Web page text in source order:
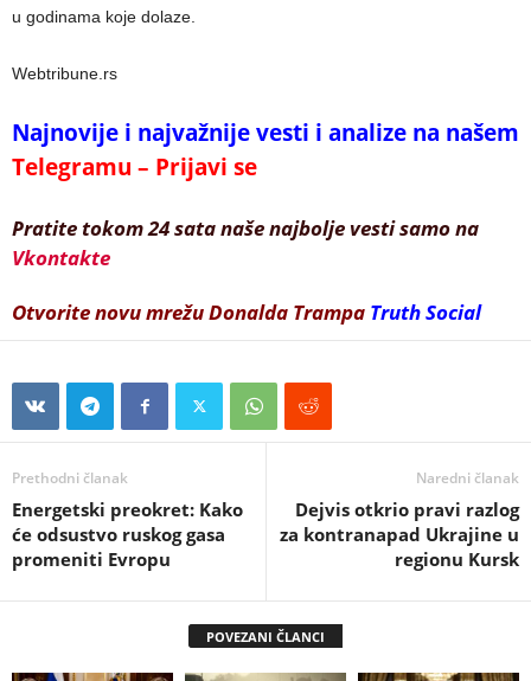
u godinama koje dolaze.
Webtribune.rs
Najnovije i najvažnije vesti i analize na našem
Telegramu – Prijavi se
Pratite tokom 24 sata naše najbolje vesti samo na
Vkontakte
Otvorite novu mrežu Donalda Trampa Truth Social
Prethodni članak
Energetski preokret: Kako
će odsustvo ruskog gasa
promeniti Evropu
Naredni članak
Dejvis otkrio pravi razlog
za kontranapad Ukrajine u
regionu Kursk
POVEZANI ČLANCI